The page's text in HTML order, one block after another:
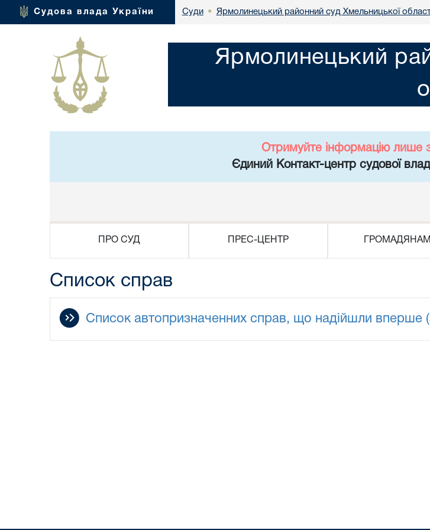
Судова влада України Суди • Ярмолинецький районний суд Хмельницької
Ярмолинецький
Отримуйте інформацію лише
Єдиний Контакт-центр судової
ПРО СУД ПРЕС-ЦЕНТР ГРОМАДЯНАМ
Список справ
Список автопризначенних справ, що надійшли вперше